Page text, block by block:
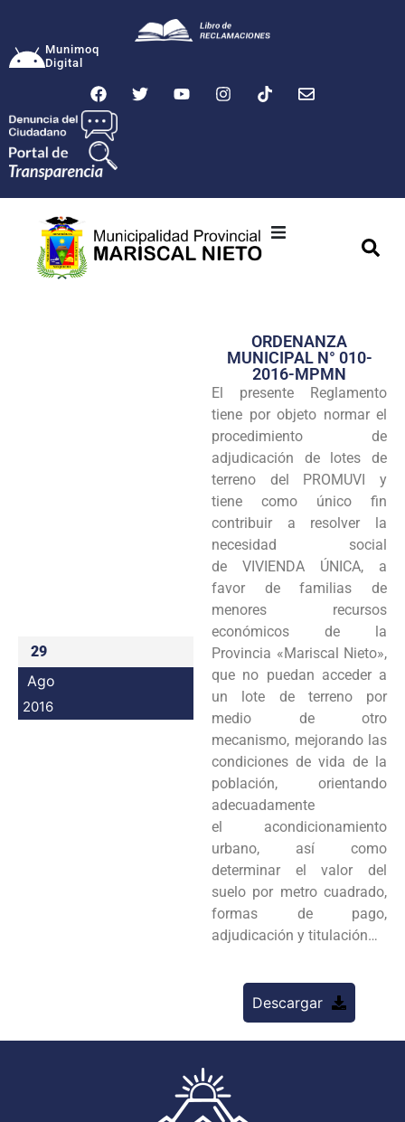
Munimoq
Digital
Transparencia
Seguridad
Programas
Intranet
29
Ago
2016
ORDENANZA
MUNICIPAL N° 010-
2016-MPMN
El presente Reglamento
tiene por objeto normar el
procedimiento de
adjudicación de lotes de
terreno del PROMUVI y
tiene como único fin
contribuir a resolver la
necesidad social
de VIVIENDA ÚNICA, a
favor de familias de
menores recursos
económicos de la
Provincia «Mariscal Nieto»,
que no puedan acceder a
un lote de terreno por
medio de otro
mecanismo, mejorando las
condiciones de vida de la
población, orientando
adecuadamente
el acondicionamiento
urbano, así como
determinar el valor del
suelo por metro cuadrado,
formas de pago,
adjudicación y titulación…
Descargar